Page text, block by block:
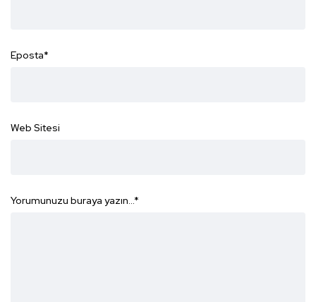
Eposta*
Web Sitesi
Yorumunuzu buraya yazın...*